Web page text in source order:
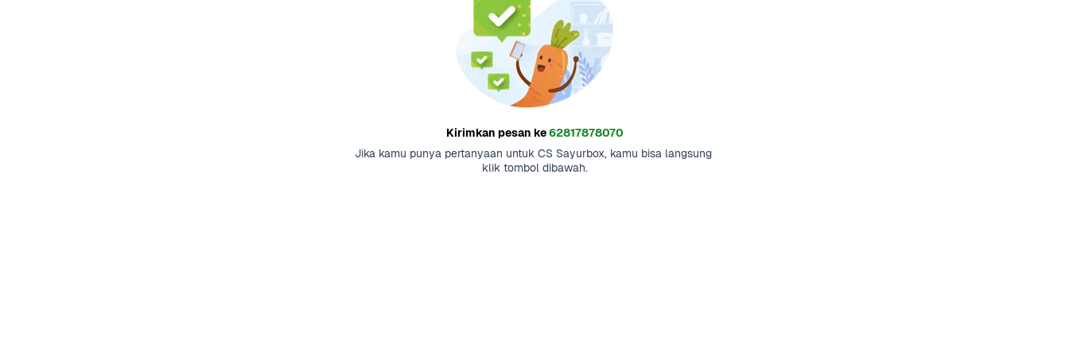
Kirimkan pesan ke62817878070
Jika kamu punya pertanyaan untuk CS Sayurbox, kamu bisa langsung
klik tombol dibawah.